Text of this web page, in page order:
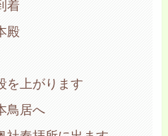
着
殿
を上がります
鳥居へ